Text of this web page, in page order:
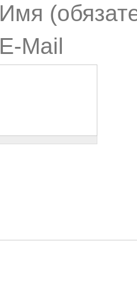
Имя
E-Mail